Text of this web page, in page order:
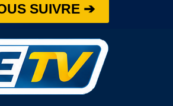
SUIVRE ➔